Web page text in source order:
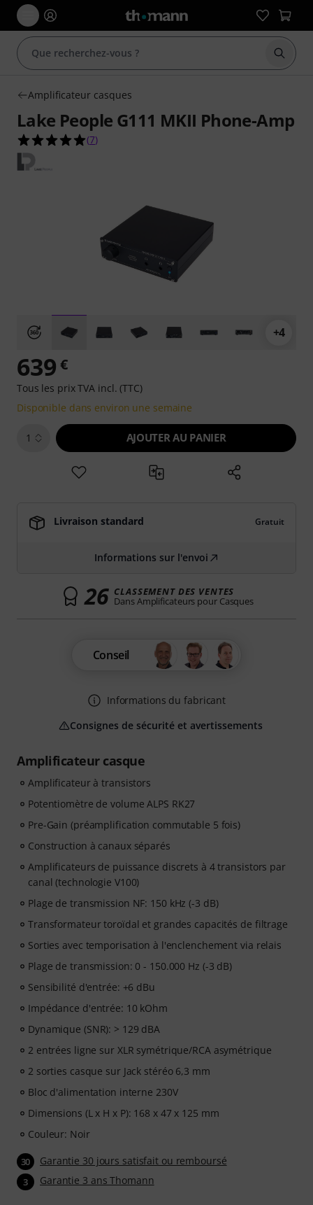
Amplificateur casques
Lake People G111 MKII Phone-Amp
5.0 étoiles sur 5 d'après 7 évaluations clients
(7)
+4
Amplificateur casque
Amplificateur à transistors
Potentiomètre de volume ALPS RK27
Pre-Gain (préamplification commutable 5 fois)
Construction à canaux séparés
Amplificateurs de puissance discrets à 4 transistors par
canal (technologie V100)
Plage de transmission NF: 150 kHz (-3 dB)
Transformateur toroïdal et grandes capacités de filtrage
Sorties avec temporisation à l'enclenchement via relais
Plage de transmission: 0 - 150.000 Hz (-3 dB)
Sensibilité d'entrée: +6 dBu
Impédance d'entrée: 10 kOhm
Dynamique (SNR): > 129 dBA
2 entrées ligne sur XLR symétrique/RCA asymétrique
2 sorties casque sur Jack stéréo 6,3 mm
Bloc d'alimentation interne 230V
Dimensions (L x H x P): 168 x 47 x 125 mm
Couleur: Noir
30 Garantie 30 jours satisfait ou remboursé
3 Garantie 3 ans Thomann
639 €
Tous les prix TVA incl. (TTC)
Disponible dans environ une semaine
1 AJOUTER AU PANIER
Livraison standard Gratuit
Informations sur l'envoi
26 CLASSEMENT DES VENTES
Dans Amplificateurs pour Casques
Conseil
Informations du fabricant
Consignes de sécurité et avertissements